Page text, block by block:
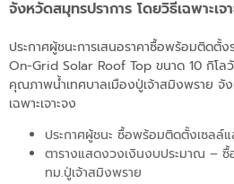
จังหวัดสมุทรปราการ โดยวิธีเฉพาะเจ
ประกาศผู้ชนะการเสนอราคาซื้อพร้อมติดตั้
On-Grid Solar Roof Top ขนาด 10 กิโ
คุณภาพน้ำเทศบาลเมืองปู่เจ้าสมิงพราย จั
เฉพาะเจาะจง
ประกาศผู้ชนะ ซื้อพร้อมติดตั้งเซลล์
ตารางแสดงวงเงินงบประมาณ –
ทม.ปู่เจ้าสมิงพราย